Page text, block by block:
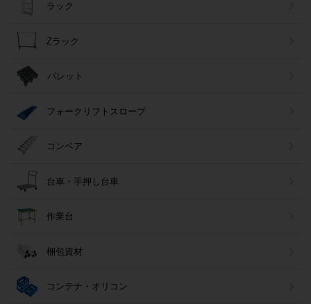
ラック
Zラック
パレット
フォークリフトスロープ
コンベア
台車・手押し台車
作業台
梱包資材
コンテナ・オリコン